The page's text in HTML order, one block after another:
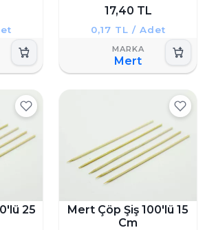
17,40 TL
0,17 TL / Adet
Mert
25
Mert Çöp Şiş 100'lü 15
Cm